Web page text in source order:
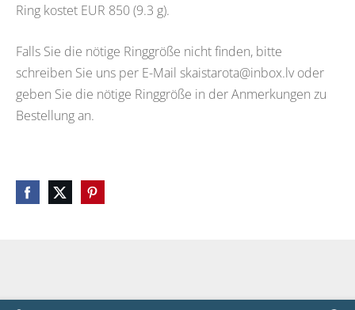
Ring kostet EUR 850 (9.3 g).
Falls Sie die nötige Ringgröße nicht finden, bitte
schreiben Sie uns per E-Mail skaistarota@inbox.lvoder
geben Sie die nötige Ringgröße in der Anmerkungen zu
Bestellung an.